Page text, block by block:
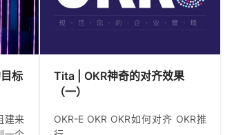
键
执
设
战略
过
一个新的高度-与您合作的目标就在
这里。目标设置框架和方法有多
等等，因此很有效。实际上，我们
更喜欢第一个OKR，并且已经在我
们的工作中成功实现了它。 我们
已…
标
建来
Tita | OKR神奇的对齐效果
（一）
OKR-E OKR OKR如何对齐 OKR推